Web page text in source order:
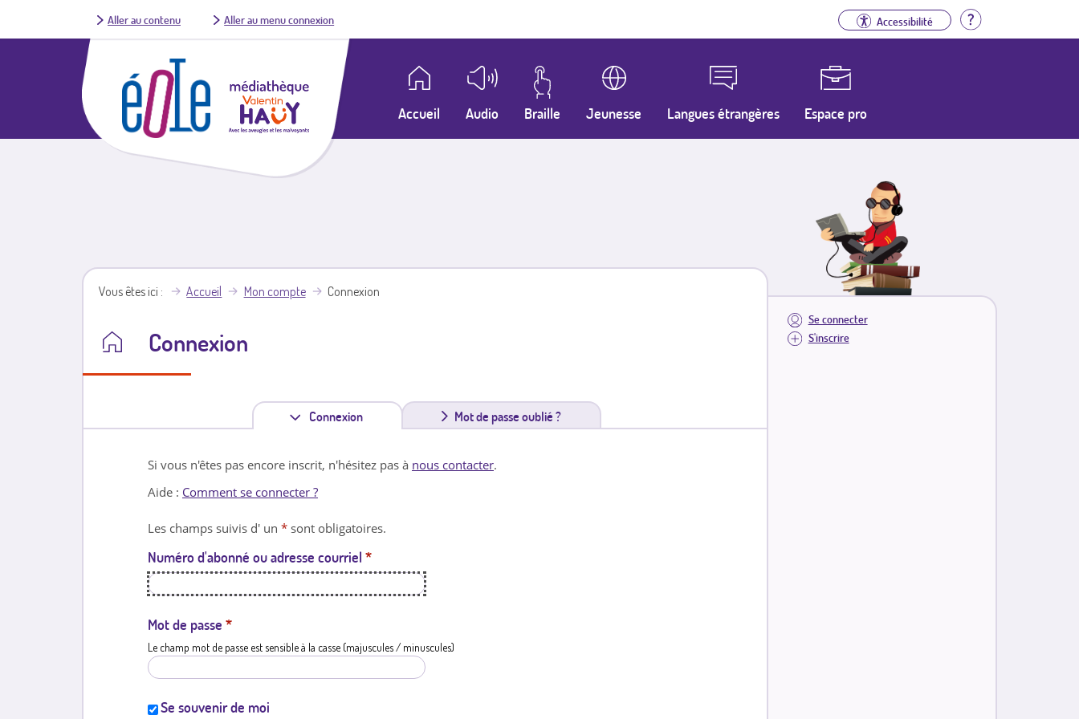
Aller au contenu Aller au menu connexion Accessibilité Aide
Accueil Audio Braille Jeunesse Langues étrangères Espace pro
Se connecter
S'inscrire
Vous êtes ici Accueil Mon compte Connexion
Connexion
Connexion
n
l
e
Mot de passe oublié ?
Si vous n'êtes pas encore inscrit, n'hésitez pas à nous contacter.
Aide : Comment se connecter ?
Les champs suivis d' un * sont obligatoires.
Numéro d'abonné ou adresse courriel *
Mot de passe *
Le champ mot de passe est sensible à la casse (majuscules / minuscules)
Se souvenir de moi